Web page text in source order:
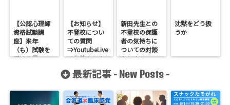
【公認心理師
資格試験講
座】来年
（も）試験を
受ける君へ
【お知らせ】
不登校につい
ての質問
⇒YoutubeLive
でお答えしま
新田先生との
不登校の保護
者の気持ちに
ついての対談
をします
沈黙をどう扱
うか
最新記事 - New Posts -